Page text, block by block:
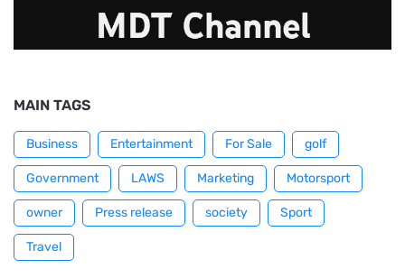
MAIN TAGS
Business Entertainment For Sale golf
Government LAWS Marketing Motorsport
owner Press release society Sport
Travel